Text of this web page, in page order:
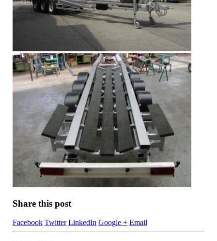
Share this post
Facebook Twitter LinkedIn Google + Email